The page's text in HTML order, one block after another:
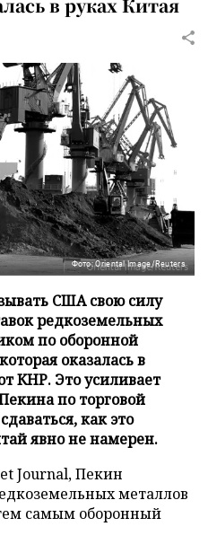
в руках Китая
Фото: Oriental Image/Reuters
США свою силу
редкоземельных
по оборонной
оказалась в
КНР. Это усиливает
по торговой
как это
явно не намерен.
Journal, Пекин
металлов
самым оборонный